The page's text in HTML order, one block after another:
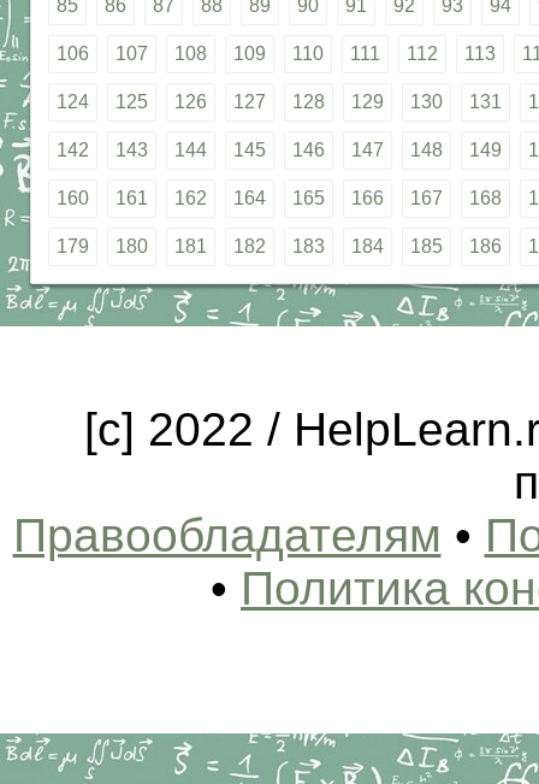
85 86 87 88 89 90 91 92 93 94
106 107 108 109 110 111 112 113
124 125 126 127 128 129 130 131
142 143 144 145 146 147 148 149
160 161 162 164 165 166 167 168
179 180 181 182 183 184 185 186
[c] 2022 /
Правообладателям •
• Политика